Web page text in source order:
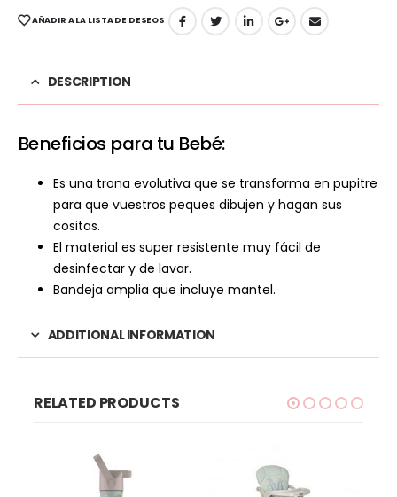
AÑADIR A LA LISTA DE DESEOS
DESCRIPTION
Beneficios para tu Bebé:
Es una trona evolutiva que se transforma en pupitre
para que vuestros peques dibujen y hagan sus
cositas.
El material es super resistente muy fácil de
desinfectar y de lavar.
Bandeja amplia que incluye mantel.
ADDITIONAL INFORMATION
RELATED PRODUCTS